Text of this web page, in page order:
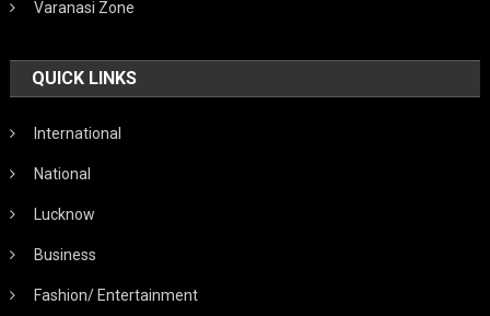
Varanasi Zone
QUICK LINKS
International
National
Lucknow
Business
Fashion/ Entertainment